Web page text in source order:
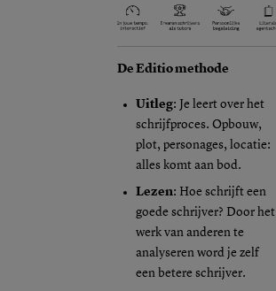
De Editio methode
Uitleg: Je leert over het
schrijfproces. Opbouw,
plot, personages, locatie:
alles komt aan bod.
Lezen: Hoe schrijft een
goede schrijver? Door het
werk van anderen te
analyseren word je zelf
een betere schrijver.